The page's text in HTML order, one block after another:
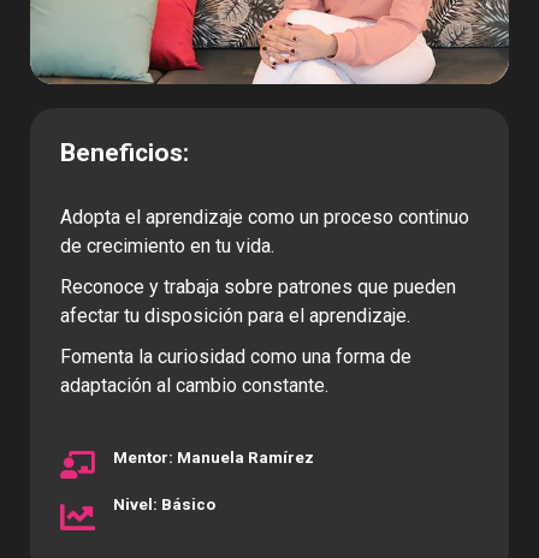
Beneficios:
Adopta el aprendizaje como un proceso continuo
de crecimiento en tu vida.
Reconoce y trabaja sobre patrones que pueden
afectar tu disposición para el aprendizaje.
Fomenta la curiosidad como una forma de
adaptación al cambio constante.
Mentor: Manuela Ramírez
Nivel: Básico